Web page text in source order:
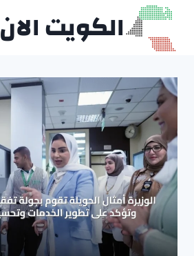
التجاوز
المحتوى
الكويت الان